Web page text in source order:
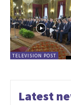
TELEVISION POST
Latest